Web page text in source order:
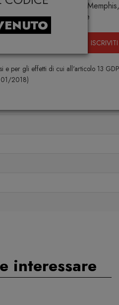
Italia, Franke, Gufram,
Zafferano, VG, Slide
ISCRIVITI
e per gli effetti di cui all'articolo 13
2018)
interessare